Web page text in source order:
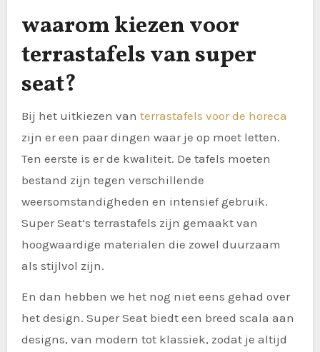
waarom kiezen voor
terrastafels van super
seat?
Bij het uitkiezen van terrastafels voor de horeca
zijn er een paar dingen waar je op moet letten.
Ten eerste is er de kwaliteit. De tafels moeten
bestand zijn tegen verschillende
weersomstandigheden en intensief gebruik.
Super Seat’s terrastafels zijn gemaakt van
hoogwaardige materialen die zowel duurzaam
als stijlvol zijn.
En dan hebben we het nog niet eens gehad over
het design. Super Seat biedt een breed scala aan
designs, van modern tot klassiek, zodat je altijd